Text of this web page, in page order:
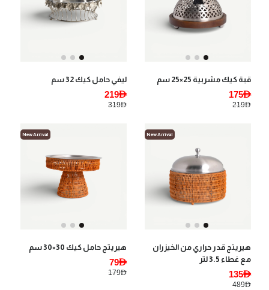
قبة كيك مشربية 25×25 سم
175AED
219AED
ليفي حامل كيك 32 سم
219AED
319AED
New Arrival
هيريتج قدر حراري من الخيزران
مع غطاء 3.5 لتر
135AED
489AED
New Arrival
هيريتج حامل كيك 30×30 سم
79AED
179AED